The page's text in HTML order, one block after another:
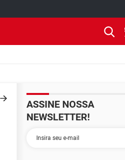
ASSINE NOSSA
NEWSLETTER!